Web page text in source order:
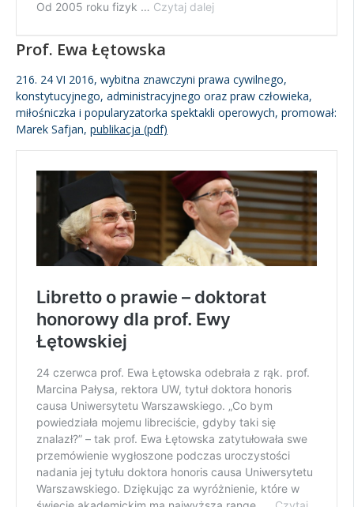
Prof. Ewa Łętowska
216. 24 VI 2016, wybitna znawczyni prawa cywilnego,
konstytucyjnego, administracyjnego oraz praw człowieka,
miłośniczka i popularyzatorka spektakli operowych, promował:
Marek Safjan, publikacja (pdf)